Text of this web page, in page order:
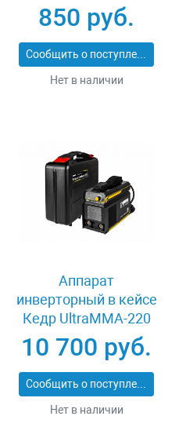
850 руб.
Сообщить о поступлении
Нет в наличии
Аппарат
инверторный в кейсе
Кедр UltraMMA-220
8009729
10 700 руб.
Сообщить о поступлении
Нет в наличии